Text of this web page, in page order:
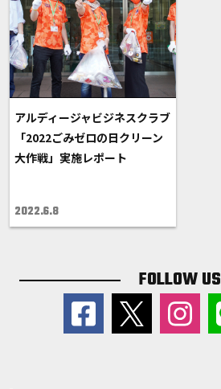
アルディージャビジネスクラブ
「2022ごみゼロの日クリーン
大作戦」実施レポート
2022.6.8
FOLLOW US